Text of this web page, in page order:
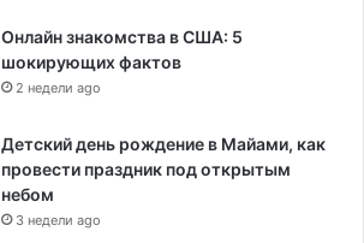
Онлайн знакомства в США: 5
шокирующих фактов
2 недели ago
Детский день рождение в Майами, как
провести праздник под открытым
небом
3 недели ago